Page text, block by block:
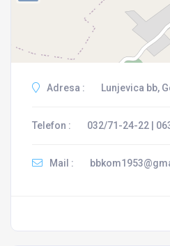
Adresa : Lunjevica bb,
Telefon : 032/71-24-22 |
Mail :